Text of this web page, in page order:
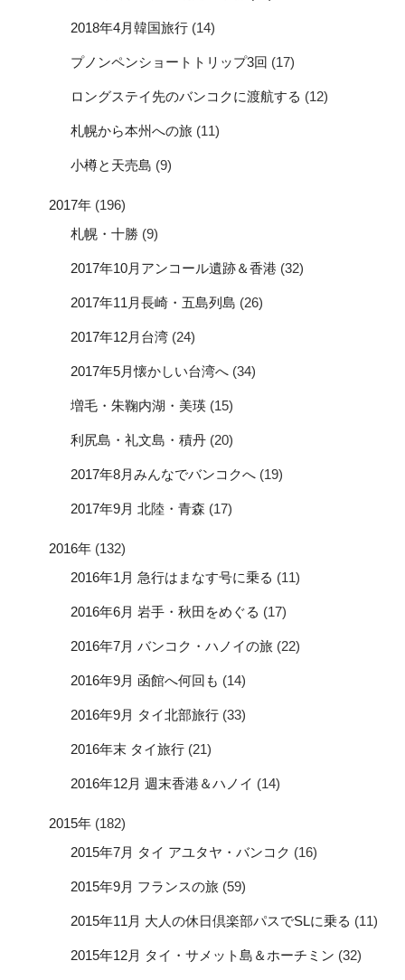
2018年4月韓国旅行 (14)
プノンペンショートトリップ3回 (17)
ロングステイ先のバンコクに渡航する (12)
札幌から本州への旅 (11)
小樽と天売島 (9)
2017年 (196)
札幌・十勝 (9)
2017年10月アンコール遺跡＆香港 (32)
2017年11月長崎・五島列島 (26)
2017年12月台湾 (24)
2017年5月懐かしい台湾へ (34)
増毛・朱鞠内湖・美瑛 (15)
利尻島・礼文島・積丹 (20)
2017年8月みんなでバンコクへ (19)
2017年9月 北陸・青森 (17)
2016年 (132)
2016年1月 急行はまなす号に乗る (11)
2016年6月 岩手・秋田をめぐる (17)
2016年7月 バンコク・ハノイの旅 (22)
2016年9月 函館へ何回も (14)
2016年9月 タイ北部旅行 (33)
2016年末 タイ旅行 (21)
2016年12月 週末香港＆ハノイ (14)
2015年 (182)
2015年7月 タイ アユタヤ・バンコク (16)
2015年9月 フランスの旅 (59)
2015年11月 大人の休日倶楽部パスでSLに乗る (11)
2015年12月 タイ・サメット島＆ホーチミン (32)